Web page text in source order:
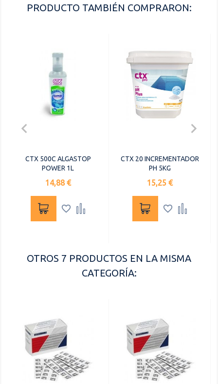
PRODUCTO TAMBIÉN COMPRARON:

CTX 500C ALGASTOP
POWER 1L
Precio
14,88 €
 
CTX 20 INCREMENTADOR
PH 5KG
Precio
15,25 €
 

OTROS 7 PRODUCTOS EN LA MISMA
CATEGORÍA: